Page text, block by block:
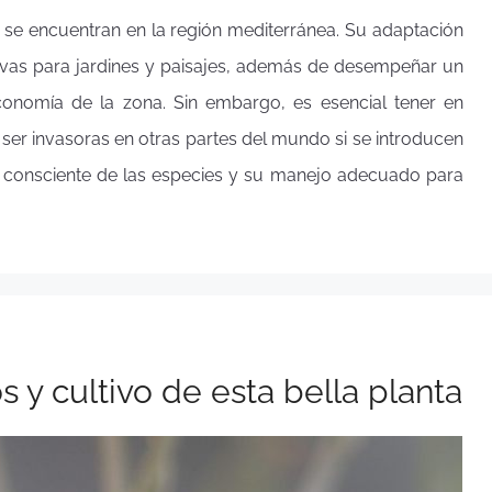
encuentran en la región mediterránea. Su adaptación
para jardines y paisajes, además de desempeñar un
de la zona. Sin embargo, es esencial tener en
invasoras en otras partes del mundo si se introducen
de las especies y su manejo adecuado para
y cultivo de esta bella planta